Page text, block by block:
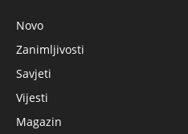
Novo
Zanimljivosti
Savjeti
Vijesti
Magazin